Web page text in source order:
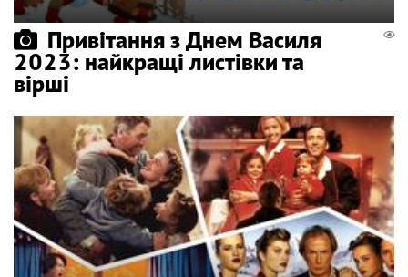
Привітання з Днем Василя
2023: найкращі листівки та
вірші